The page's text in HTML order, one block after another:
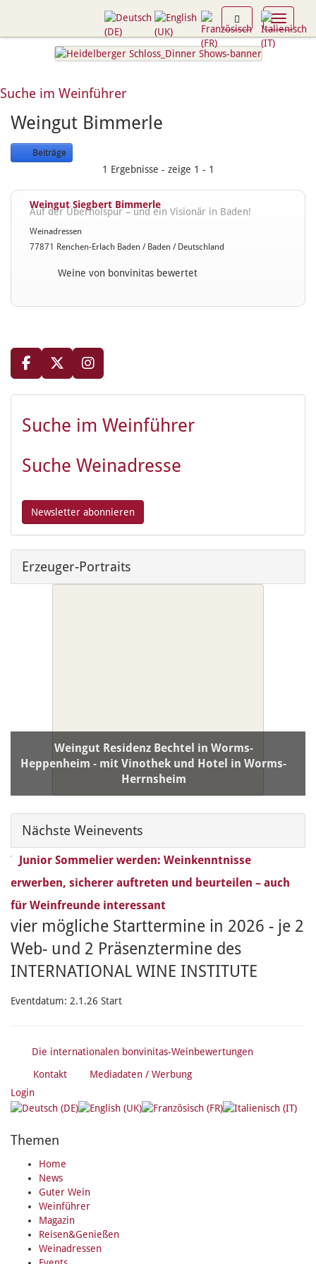
Suche im Weinführer
Weingut Bimmerle
Beiträge
1 Ergebnisse - zeige 1 - 1
Weingut Siegbert Bimmerle
Auf der Überholspur – und ein Visionär in Baden!
Weinadressen
77871 Renchen-Erlach Baden / Baden / Deutschland
Weine von bonvinitas bewertet
Suche im Weinführer
Suche Weinadresse
Erzeuger-Portraits
Weingut Residenz Bechtel in Worms-
Heppenheim - mit Vinothek und Hotel in Worms-
Herrnsheim
Nächste Weinevents
Junior Sommelier werden: Weinkenntnisse
erwerben, sicherer auftreten und beurteilen – auch
für Weinfreunde interessant
vier mögliche Starttermine in 2026 - je 2
Web- und 2 Präsenztermine des
INTERNATIONAL WINE INSTITUTE
Eventdatum: 2.1.26 Start
Die internationalen bonvinitas-Weinbewertungen
Kontakt
Mediadaten / Werbung
Login
Themen
Home
News
Guter Wein
Weinführer
Magazin
Reisen&Genießen
Weinadressen
Toggle